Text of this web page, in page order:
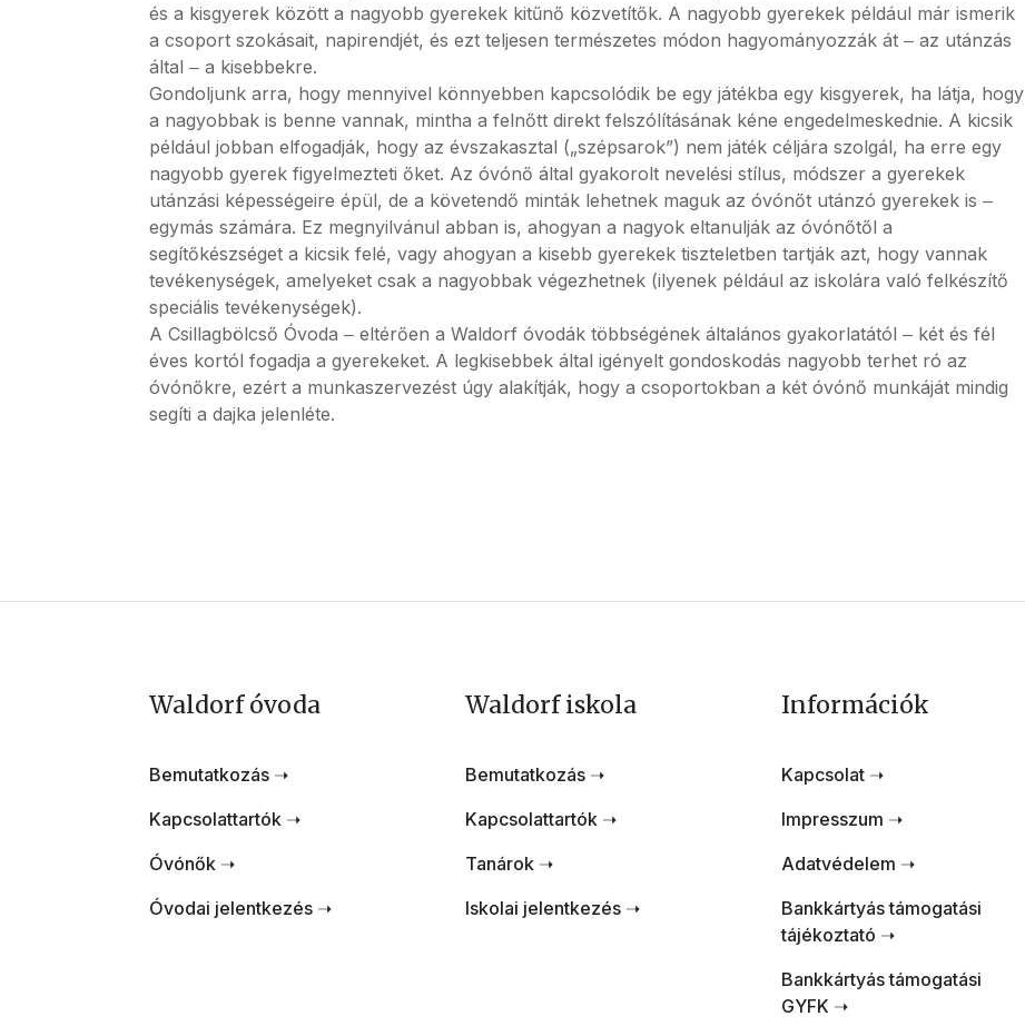
és a kisgyerek között a nagyobb gyerekek kitűnő közvetítők. A nagyobb gyerekek például már ismerik
a csoport szokásait, napirendjét, és ezt teljesen természetes módon hagyományozzák át ‒ az utánzás
által ‒ a kisebbekre.
Gondoljunk arra, hogy mennyivel könnyebben kapcsolódik be egy játékba egy kisgyerek, ha látja, hogy
a nagyobbak is benne vannak, mintha a felnőtt direkt felszólításának kéne engedelmeskednie. A kicsik
például jobban elfogadják, hogy az évszakasztal („szépsarok”) nem játék céljára szolgál, ha erre egy
nagyobb gyerek figyelmezteti őket. Az óvónő által gyakorolt nevelési stílus, módszer a gyerekek
utánzási képességeire épül, de a követendő minták lehetnek maguk az óvónőt utánzó gyerekek is ‒
egymás számára. Ez megnyilvánul abban is, ahogyan a nagyok eltanulják az óvónőtől a
segítőkészséget a kicsik felé, vagy ahogyan a kisebb gyerekek tiszteletben tartják azt, hogy vannak
tevékenységek, amelyeket csak a nagyobbak végezhetnek (ilyenek például az iskolára való felkészítő
speciális tevékenységek).
A Csillagbölcső Óvoda ‒ eltérően a Waldorf óvodák többségének általános gyakorlatától ‒ két és fél
éves kortól fogadja a gyerekeket. A legkisebbek által igényelt gondoskodás nagyobb terhet ró az
óvónőkre, ezért a munkaszervezést úgy alakítják, hogy a csoportokban a két óvónő munkáját mindig
segíti a dajka jelenléte.
Waldorf óvoda
Bemutatkozás ➝
Kapcsolattartók ➝
Óvónők ➝
Óvodai jelentkezés ➝
Waldorf iskola
Bemutatkozás ➝
Kapcsolattartók ➝
Tanárok ➝
Iskolai jelentkezés ➝
Információk
Kapcsolat ➝
Impresszum ➝
Adatvédelem ➝
Bankkártyás támogatási
tájékoztató ➝
Bankkártyás támogatási
GYFK ➝